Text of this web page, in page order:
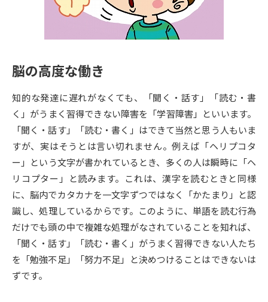
大学入学共通テスト「受験上の
配慮案内」の請求
高等学校卒業程度認定試験
高等学校（情報）教員資格認定
大学研究 大学検索
大学で学べる内容や特徴を調べる
新増設大学・学部・学科特集
国際・グローバルに強い大学特
集
データサイエンス特集 奨学金・特待生制度特集
デジタルパンフレット
脳の高度な働き
知的な発達に遅れがなくても、「聞く・話す」「読む・書
く」がうまく習得できない障害を「学習障害」といいます。
「聞く・話す」「読む・書く」はできて当然と思う人もいま
すが、実はそうとは言い切れません。例えば「ヘリプコタ
ー」という文字が書かれているとき、多くの人は瞬時に「ヘ
リコプター」と読みます。これは、漢字を読むときと同様
に、脳内でカタカナを一文字ずつではなく「かたまり」と認
識し、処理しているからです。このように、単語を読む行為
だけでも頭の中で複雑な処理がなされていることを知れば、
「聞く・話す」「読む・書く」がうまく習得できない人たち
を「勉強不足」「努力不足」と決めつけることはできないは
ずです。